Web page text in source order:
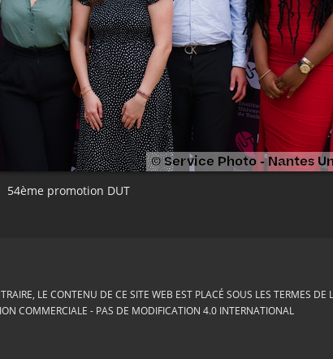
54ème promotion DUT
LE CONTENU DE CE SITE WEB EST PLACÉ SOUS LES TERMES DE
COMMERCIALE - PAS DE MODIFICATION 4.0 INTERNATIONAL